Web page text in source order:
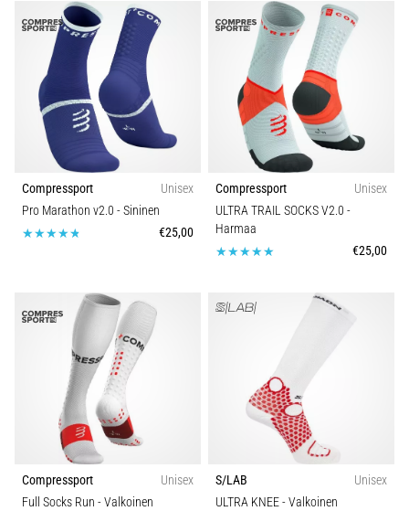
Compressport
Unisex
Pro Marathon v2.0 - Sininen
€25,00
Compressport
Unisex
ULTRA TRAIL SOCKS V2.0 -
Harmaa
€25,00
Compressport
Unisex
Full Socks Run - Valkoinen
S/LAB
Unisex
ULTRA KNEE- Valkoinen